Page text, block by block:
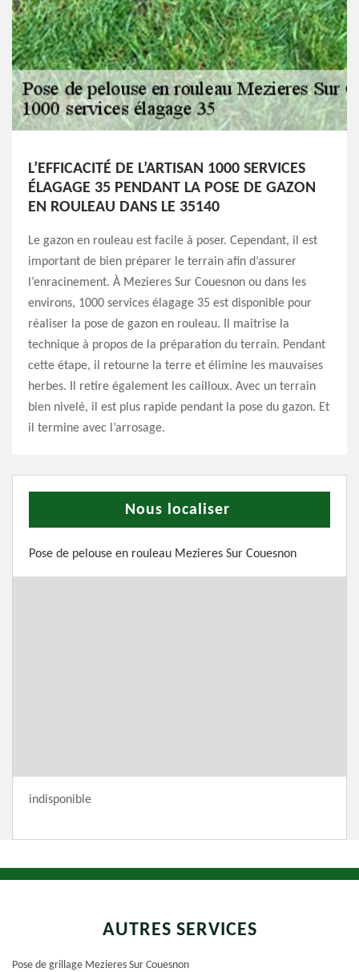
L’EFFICACITÉ DE L’ARTISAN 1000 SERVICES
ÉLAGAGE 35 PENDANT LA POSE DE GAZON
EN ROULEAU DANS LE 35140
Le gazon en rouleau est facile à poser. Cependant, il est
important de bien préparer le terrain afin d’assurer
l’enracinement. À Mezieres Sur Couesnon ou dans les
environs, 1000 services élagage 35 est disponible pour
réaliser la pose de gazon en rouleau. Il maitrise la
technique à propos de la préparation du terrain. Pendant
cette étape, il retourne la terre et élimine les mauvaises
herbes. Il retire également les cailloux. Avec un terrain
bien nivelé, il est plus rapide pendant la pose du gazon. Et
il termine avec l’arrosage.
Nous localiser
Pose de pelouse en rouleau Mezieres Sur Couesnon
indisponible
AUTRES SERVICES
Pose de grillage Mezieres Sur Couesnon